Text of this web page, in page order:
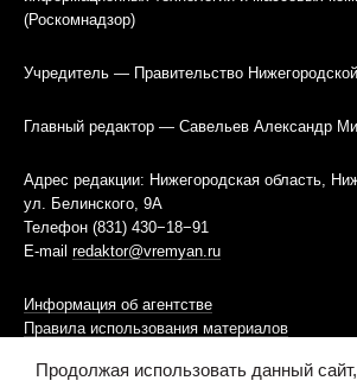
(Роскомнадзор)
Учредитель — Правительство
Главный редактор — Савельев Александр
Адрес редакции: Нижегородская область,
ул. Белинского, 9А
Телефон (831) 430−18−91
E-mail redaktor@vremyan.ru
Информация об агентстве
Правила использования материалов
Информационная политика использования
Продолжая использовать данный